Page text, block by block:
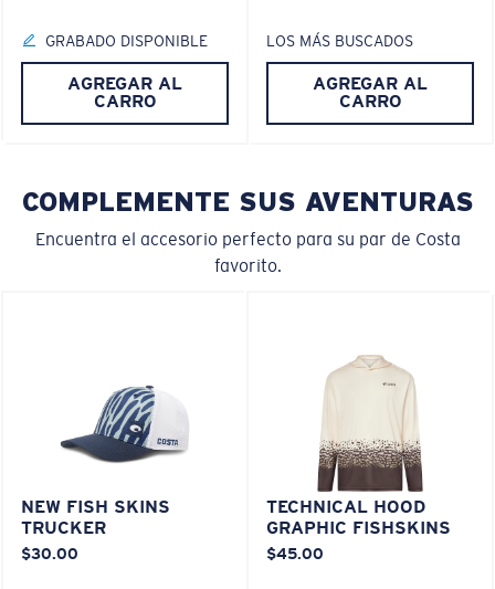
¿Se ajusta por completo?
Es posible que necesite una monturapequeñao
mediana.
¿Se ajusta en el centro?
Es posible que necesite una monturamedianao
ENLACE MOLECULAR C-WALL ®
ESPEJO (OPCIONAL)
LENTE DE POLICARBONATO
ENLACE MOLECULAR C-WALL
Liviano y Resistente a los impactos
GRABADO DISPONIBLE
AGREGAR AL
CARRO
LOS MÁS BUSCADOS
AGREGAR AL
CARRO
COMPLEMENTE SUS AVENTURAS
Encuentra el accesorio perfecto para su par de Costa
favorito.
NEW FISH SKINS
TRUCKER
$30.00
TECHNICAL HOOD
GRAPHIC FISHSKINS
$45.00